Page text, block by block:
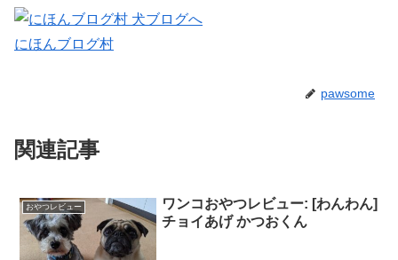
にほんブログ村
pawsome
関連記事
おやつレビュー
ワンコおやつレビュー: [わんわん]
チョイあげ かつおくん